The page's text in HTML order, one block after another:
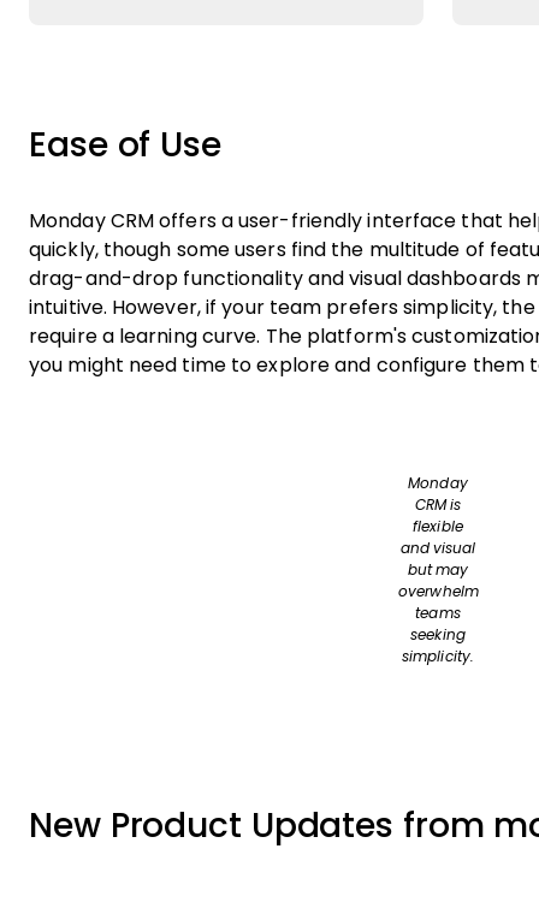
Ease of Use
Monday CRM offers a user-friendly interface that
quickly, though some users find the multitude of
drag-and-drop functionality and visual dashboards
intuitive. However, if your team prefers simplicity,
require a learning curve. The platform's
you might need time to explore and configure them
Monday
CRM is
flexible
and visual
but may
overwhelm
teams
seeking
simplicity.
New Product Updates from